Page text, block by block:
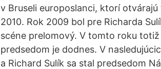
v Bruseli europoslanci, ktorí
2010. Rok 2009 bol pre Richarda
scéne prelomový. V tomto roku
predsedom je dodnes. V
a Richard Sulík sa stal predsedom